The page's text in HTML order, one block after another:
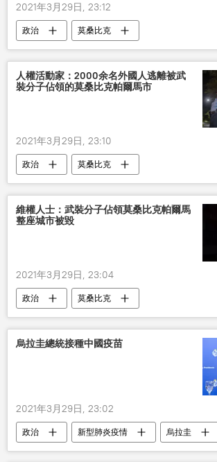
2021年3月29日, 23:12
政治 莫桑比克
人權活動家：2000余名外國人逃離被武
裝分子佔領的莫桑比克帕爾馬市
2021年3月29日, 23:10
政治 莫桑比克
維權人士：武裝分子佔領莫桑比克帕爾馬
整座城市被毀
2021年3月29日, 23:04
政治 莫桑比克
烏拉圭總統接種中國疫苗
2021年3月29日, 23:02
政治 新型肺炎疫情 烏拉圭